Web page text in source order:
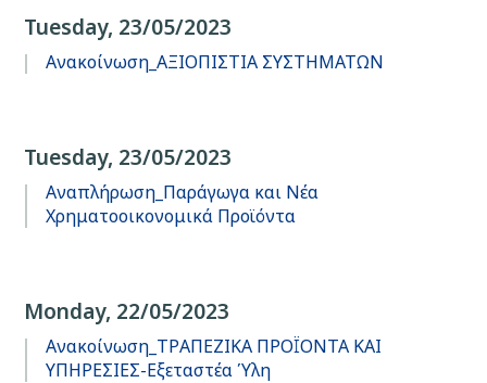
Tuesday, 23/05/2023
Ανακοίνωση_ΑΞΙΟΠΙΣΤΙΑ ΣΥΣΤΗΜΑΤΩΝ
Tuesday, 23/05/2023
Αναπλήρωση_Παράγωγα και Νέα
Χρηματοοικονομικά Προϊόντα
Monday, 22/05/2023
Ανακοίνωση_ΤΡΑΠΕΖΙΚΑ ΠΡΟΪΟΝΤΑ ΚΑΙ
ΥΠΗΡΕΣΙΕΣ-Εξεταστέα Ύλη